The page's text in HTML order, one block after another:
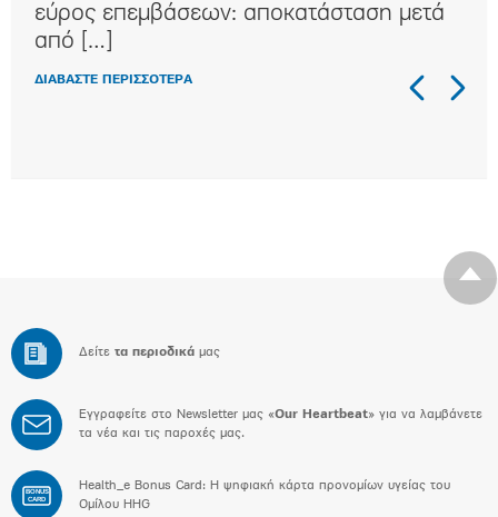
εύρος επεμβάσεων: αποκατάσταση μετά
από […]
ΔΙΑΒΑΣΤΕ ΠΕΡΙΣΣΟΤΕΡΑ
Δείτε τα περιοδικά μας
Εγγραφείτε στο Newsletter μας «Our Heartbeat» για να λαμβάνετε
τα νέα και τις παροχές μας.
BONUS
CARD
Health_e Bonus Card: H ψηφιακή κάρτα προνομίων υγείας του
Ομίλου HHG